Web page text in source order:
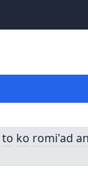
to ko romi'ad